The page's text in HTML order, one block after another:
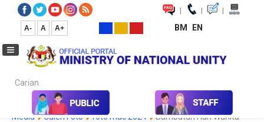
| | |
A- A A+ BM EN
Carian...
Media Media Collection Photo 2022
Koleksi
Media
Galeri Foto foto mac 2024
Sambutan Hari Wanita